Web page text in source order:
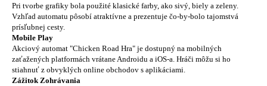
Pri tvorbe grafiky bola použité klasické farby, ako sivý, biely a zeleny.
Vzhľad automatu pôsobí atraktívne a prezentuje čo-by-bolo tajomstvá
prísľubnej cesty.
Mobile Play
Akciový automat "Chicken Road Hra" je dostupný na mobilných
zaťažených platformách vrátane Androidu a iOS-a. Hráči môžu si ho
stiahnuť z obvyklých online obchodov s aplikáciami.
Zážitok Zohrávania